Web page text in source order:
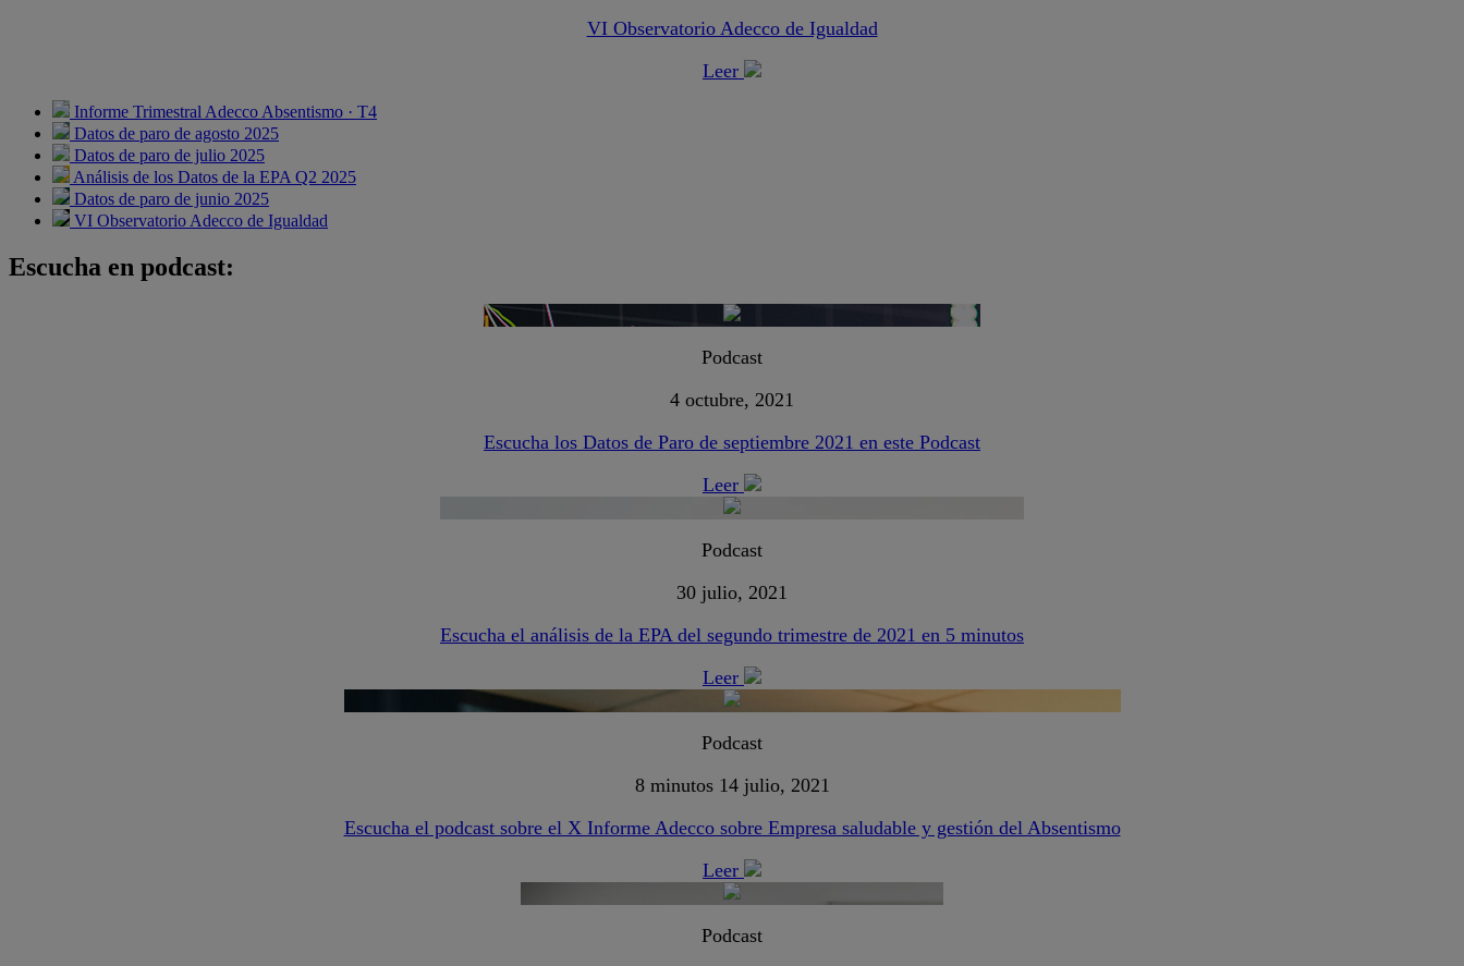
VI Observatorio Adecco de Igualdad
Leer
Informe Trimestral Adecco Absentismo · T4
Datos de paro de agosto 2025
Datos de paro de julio 2025
Análisis de los Datos de la EPA Q2 2025
Datos de paro de junio 2025
VI Observatorio Adecco de Igualdad
Escucha en podcast:
Podcast
4 octubre, 2021
Escucha los Datos de Paro de septiembre 2021 en este Podcast
Leer
Podcast
30 julio, 2021
Escucha el análisis de la EPA del segundo trimestre de 2021 en 5 minutos
Leer
Podcast
8 minutos 14 julio, 2021
Escucha el podcast sobre el X Informe Adecco sobre Empresa saludable y gestión del Absentismo
Leer
Podcast